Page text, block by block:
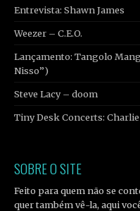
Entrevista: Shawn James
Weezer – C.E.O.
Lançamento: Tangolo
Nisso”)
Steve Lacy – doom
Tiny Desk Concerts:
SOBRE O SITE
Feito para quem não se
quer também vê-la, aqui